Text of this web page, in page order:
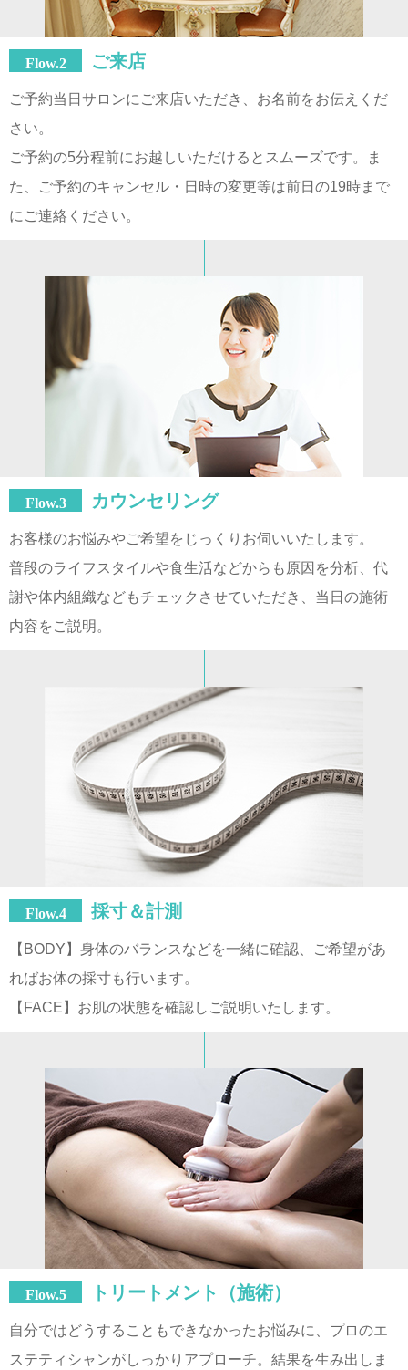
Flow.2 ご来店
ご予約当日サロンにご来店いただき、お名前をお伝えくだ
さい。
ご予約の5分程前にお越しいただけるとスムーズです。ま
た、ご予約のキャンセル・日時の変更等は前日の19時まで
にご連絡ください。
Flow.3 カウンセリング
お客様のお悩みやご希望をじっくりお伺いいたします。
普段のライフスタイルや食生活などからも原因を分析、代
謝や体内組織などもチェックさせていただき、当日の施術
内容をご説明。
Flow.4 採寸＆計測
【BODY】身体のバランスなどを一緒に確認、ご希望があ
ればお体の採寸も行います。
【FACE】お肌の状態を確認しご説明いたします。
Flow.5 トリートメント（施術）
自分ではどうすることもできなかったお悩みに、プロのエ
ステティシャンがしっかりアプローチ。結果を生み出しま